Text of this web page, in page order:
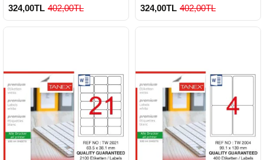
900 TL Üzeri Kargo Ücretsiz
324,00TL 402,00TL
900 TL Üzeri Kargo Ücretsiz
324,00TL 402,00TL